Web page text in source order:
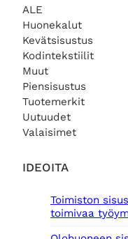
ALE
Huonekalut
Kevätsisustus
Kodintekstiilit
Muut
Piensisustus
Tuotemerkit
Uutuudet
Valaisimet
IDEOITA
Toimiston
toimivaa